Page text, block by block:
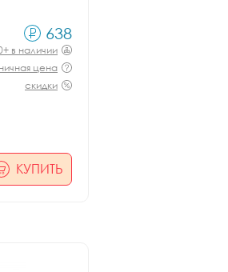
638
в наличии
цена
скидки
КУПИТЬ